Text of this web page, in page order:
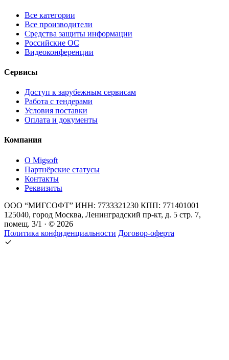
Все категории
Все производители
Средства защиты информации
Российские ОС
Видеоконференции
Сервисы
Доступ к зарубежным сервисам
Работа с тендерами
Условия поставки
Оплата и документы
Компания
О Migsoft
Партнёрские статусы
Контакты
Реквизиты
ООО “МИГСОФТ” ИНН: 7733321230 КПП: 771401001
125040, город Москва, Ленинградский пр-кт, д. 5 стр. 7,
помещ. 3/1 · © 2026
Политика конфиденциальности Договор-оферта